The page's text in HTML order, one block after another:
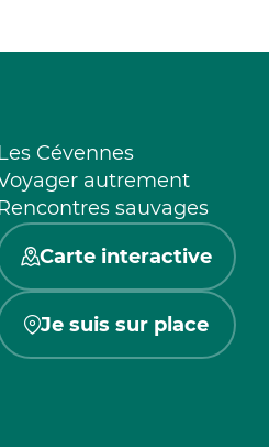
Les Cévennes
autrement
Rencontres sauvages
Carte interactive
Je suis sur place